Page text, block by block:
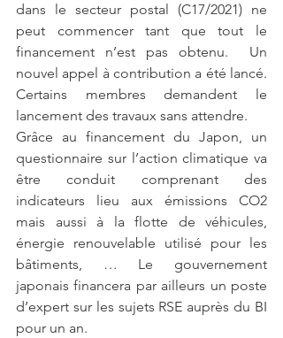
dans le secteur postal (C17/2021) ne
peut commencer tant que tout le
financement n’est pas obtenu.  Un
nouvel appel à contribution a été lancé.
Certains membres demandent le
lancement des travaux sans attendre.
Grâce au financement du Japon, un
questionnaire sur l’action climatique va
être conduit comprenant des
indicateurs lieu aux émissions CO2
mais aussi à la flotte de véhicules,
énergie renouvelable utilisé pour les
bâtiments, … Le gouvernement
japonais financera par ailleurs un poste
d’expert sur les sujets RSE auprès du BI
pour un an.